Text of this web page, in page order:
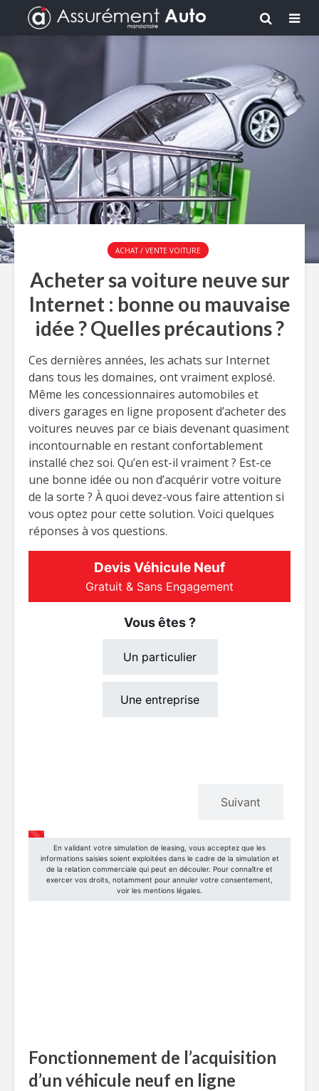
ACHAT / VENTE VOITURE
Acheter sa voiture neuve sur
Internet : bonne ou mauvaise
idée ? Quelles précautions ?
Ces dernières années, les achats sur Internet
dans tous les domaines, ont vraiment explosé.
Même les concessionnaires automobiles et
divers garages en ligne proposent d’acheter des
voitures neuves par ce biais devenant quasiment
incontournable en restant confortablement
installé chez soi. Qu’en est-il vraiment ? Est-ce
une bonne idée ou non d’acquérir votre voiture
de la sorte ? À quoi devez-vous faire attention si
vous optez pour cette solution. Voici quelques
réponses à vos questions.
Fonctionnement de l’acquisition
d’un véhicule neuf en ligne